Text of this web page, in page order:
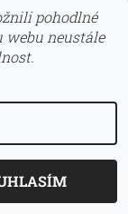
Upravit nastavení
pohodlné
webu neustále